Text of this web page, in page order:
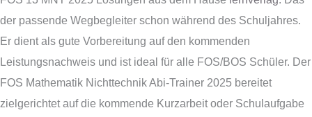
der passende Wegbegleiter schon während des Schuljahres.
Er dient als gute Vorbereitung auf den kommenden
Leistungsnachweis und ist ideal für alle FOS/BOS Schüler. Der
FOS Mathematik Nichttechnik Abi-Trainer 2025 bereitet
zielgerichtet auf die kommende Kurzarbeit oder Schulaufgabe